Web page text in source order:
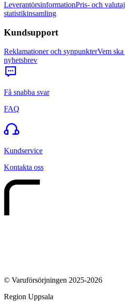
LeverantörsinformationPris- och
statistikinsamling
Kundsupport
Reklamationer och synpunkterVem
nyhetsbrev
Få snabba svar
FAQ
Kundservice
Kontakta oss
© Varuförsörjningen 2025-2026
Region Uppsala